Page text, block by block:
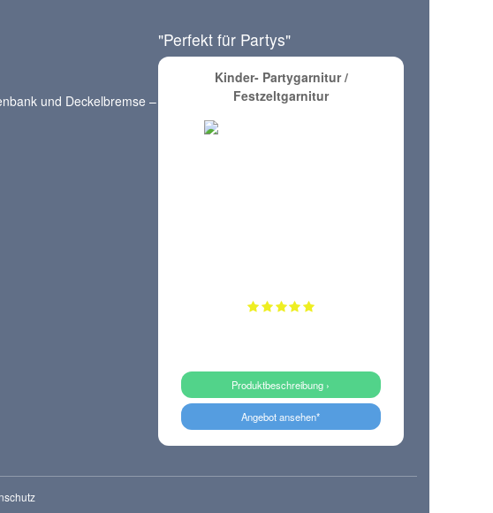
und Deckelbremse –
"Perfekt für Partys"
Kinder- Partygarnitur /
Festzeltgarnitur
Produktbeschreibung ›
Angebot ansehen*